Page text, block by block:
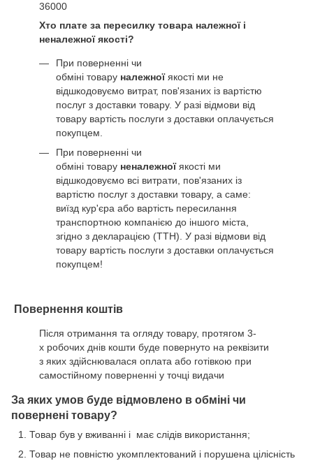
36000
Хто плате за пересилку товара належної і
неналежної якості?
При поверненні чи
обміні товару належноїякості ми не
відшкодовуємо витрат, пов'язаних із вартістю
послуг з доставки товару. У разі відмови від
товару вартість послуги з доставки оплачується
покупцем.
При поверненні чи
обміні товару неналежноїякості ми
відшкодовуємо всі витрати, пов'язаних із
вартістю послуг з доставки товару, а саме:
виїзд кур'єра або вартість пересилання
транспортною компанією до іншого міста,
згідно з декларацією (ТТН). У разі відмови від
товару вартість послуги з доставки оплачується
покупцем!
Повернення коштів
Після отримання та огляду товару, протягом 3-
х робочих днів кошти буде повернуто на реквізити
з яких здійснювалася оплата або готівкою при
самостійному поверненні у точці видачи
За яких умов буде відмовлено в обміні чи
повернені товару?
Товар був у вживанні і має слідів використання;
Товар не повністю укомплектований і порушена цілісність